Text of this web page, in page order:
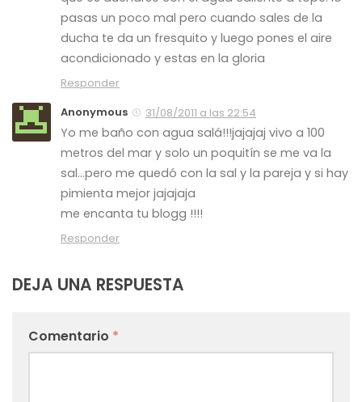
pasas un poco mal pero cuando sales de la
ducha te da un fresquito y luego pones el aire
acondicionado y estas en la gloria
Responder
Anonymous
31/08/2011 a las 22:54
Yo me baño con agua salá!!!jajajaj vivo a 100
metros del mar y solo un poquitín se me va la
sal…pero me quedó con la sal y la pareja y si hay
pimienta mejor jajajaja
me encanta tu blogg !!!!
Responder
DEJA UNA RESPUESTA
Comentario *